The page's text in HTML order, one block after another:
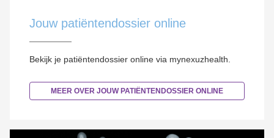
Jouw patiëntendossier online
Bekijk je patiëntendossier online via mynexuzhealth.
MEER OVER JOUW PATIËNTENDOSSIER ONLINE